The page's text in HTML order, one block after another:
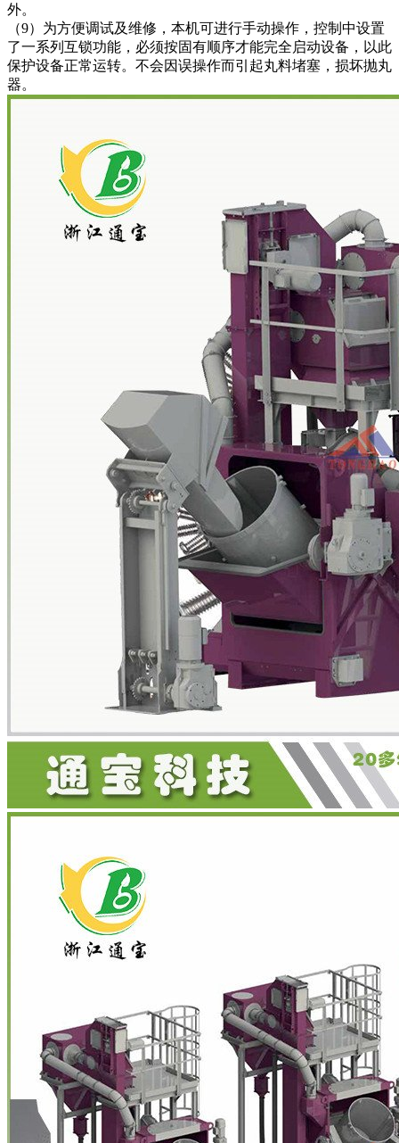
外。
（9）为方便调试及维修，本机可进行手动操作，控制中设置
了一系列互锁功能，必须按固有顺序才能完全启动设备，以此
保护设备正常运转。不会因误操作而引起丸料堵塞，损坏抛丸
器。